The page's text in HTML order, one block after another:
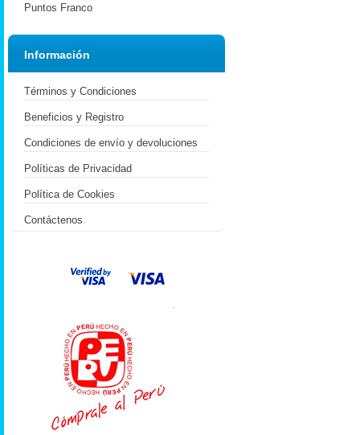
Puntos Franco
Información
Términos y Condiciones
Beneficios y Registro
Condiciones de envío y devoluciones
Políticas de Privacidad
Política de Cookies
Contáctenos
.